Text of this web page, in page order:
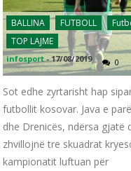
BALLINA FUTBOLL
TOP LAJME
infosport -17/08/2019 0
Sot edhe zyrtarisht hap
futbollit kosovar. Java e
dhe Drenicës, ndërsa
zhvillojnë tre skuadrat
kampionatit luftuan për